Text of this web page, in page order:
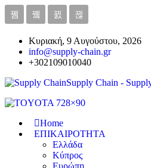
Κυριακή, 9 Αυγούστου, 2026
info@supply-chain.gr
+302109010040
Supply Chain -
Home
ΕΠΙΚΑΙΡΟΤΗΤΑ
Ελλάδα
Κύπρος
Ευρώπη